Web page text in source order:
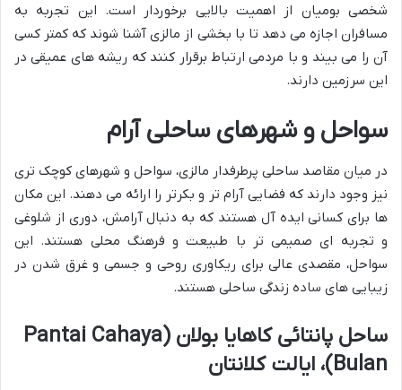
شخصی بومیان از اهمیت بالایی برخوردار است. این تجربه به
مسافران اجازه می دهد تا با بخشی از مالزی آشنا شوند که کمتر کسی
آن را می بیند و با مردمی ارتباط برقرار کنند که ریشه های عمیقی در
این سرزمین دارند.
سواحل و شهرهای ساحلی آرام
در میان مقاصد ساحلی پرطرفدار مالزی، سواحل و شهرهای کوچک تری
نیز وجود دارند که فضایی آرام تر و بکرتر را ارائه می دهند. این مکان
ها برای کسانی ایده آل هستند که به دنبال آرامش، دوری از شلوغی
و تجربه ای صمیمی تر با طبیعت و فرهنگ محلی هستند. این
سواحل، مقصدی عالی برای ریکاوری روحی و جسمی و غرق شدن در
زیبایی های ساده زندگی ساحلی هستند.
ساحل پانتائی کاهایا بولان (Pantai Cahaya
Bulan)، ایالت کلانتان